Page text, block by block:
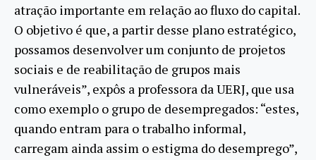
atração importante em relação ao fluxo do capital.
O objetivo é que, a partir desse plano estratégico,
possamos desenvolver um conjunto de projetos
sociais e de reabilitação de grupos mais
vulneráveis”, expôs a professora da UERJ, que usa
como exemplo o grupo de desempregados: “estes,
quando entram para o trabalho informal,
carregam ainda assim o estigma do desemprego”,